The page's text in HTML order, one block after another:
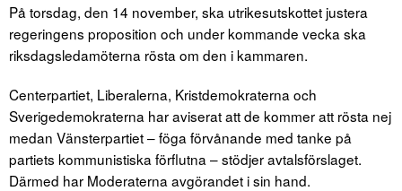
På torsdag, den 14 november, ska utrikesutskottet justera
regeringens proposition och under kommande vecka ska
riksdagsledamöterna rösta om den i kammaren.
Centerpartiet, Liberalerna, Kristdemokraterna och
Sverigedemokraterna har aviserat att de kommer att rösta nej
medan Vänsterpartiet – föga förvånande med tanke på
partiets kommunistiska förflutna – stödjer avtalsförslaget.
Därmed har Moderaterna avgörandet i sin hand.